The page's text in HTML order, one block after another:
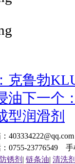
克鲁勃
油下一个
型润滑剂
23776549 手
防锈剂 | 链条油| 清洗